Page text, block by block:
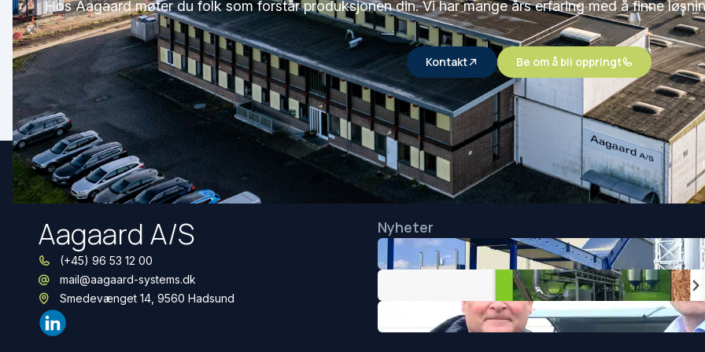
Hos Aagaard møter du folk som forstår produksjonen din. Vi har mange års erfaring med å finne
Kontakt Be om å bli oppringt
Aagaard A/S
(+45) 96 53 12 00
mail@aagaard-systems.dk
Smedevænget 14, 9560 Hadsund
Nyheter